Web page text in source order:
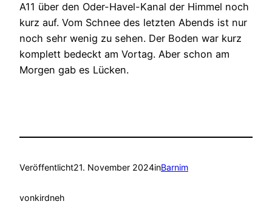
A11 über den Oder-Havel-Kanal der Himmel noch
kurz auf. Vom Schnee des letzten Abends ist nur
noch sehr wenig zu sehen. Der Boden war kurz
komplett bedeckt am Vortag. Aber schon am
Morgen gab es Lücken.
Veröffentlicht21. November 2024inBarnim
vonkirdneh